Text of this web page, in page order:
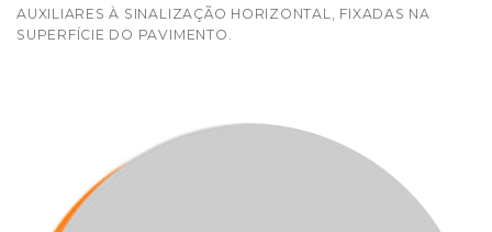
AUXILIARES À SINALIZAÇÃO HORIZONTAL, FIXADAS NA
SUPERFÍCIE DO PAVIMENTO.